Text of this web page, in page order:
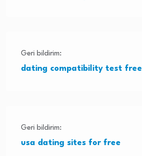
Geri bildirim:
dating compatibility test free
Geri bildirim:
usa dating sites for free